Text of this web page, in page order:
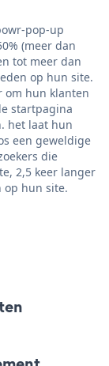
pop-up
(meer dan
tot meer dan
op hun site.
om hun klanten
startpagina
het laat hun
een geweldige
die
2,5 keer langer
op hun site.